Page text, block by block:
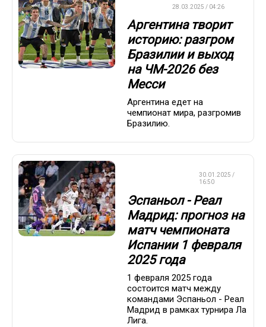
28.03.2025 / 04:26
Аргентина творит
историю: разгром
Бразилии и выход
на ЧМ-2026 без
Месси
Аргентина едет на
чемпионат мира, разгромив
Бразилию.
30.01.2025 /
16:50
Эспаньол - Реал
Мадрид: прогноз на
матч чемпионата
Испании 1 февраля
2025 года
1 февраля 2025 года
состоится матч между
командами Эспаньол - Реал
Мадрид в рамках турнира Ла
Лига.